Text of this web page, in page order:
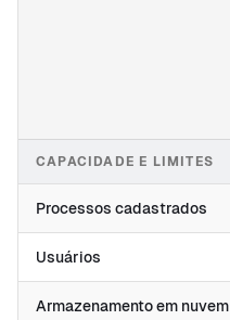
CAPACIDADE E LIMITES
Processos cadastrados
Usuários
Armazenamento em nuvem